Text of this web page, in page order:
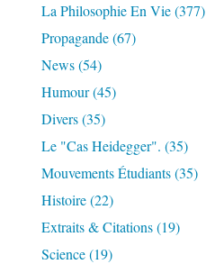
La Philosophie En Vie(377)
Propagande(67)
News(54)
Humour(45)
Divers(35)
Le "cas Heidegger". (35)
Mouvements Étudiants(35)
Histoire(22)
Extraits & Citations(19)
Science(19)